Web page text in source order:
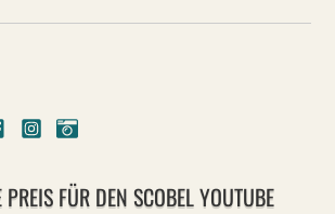
FacebookInstagram
FÜR DEN SCOBEL YOUTUBE